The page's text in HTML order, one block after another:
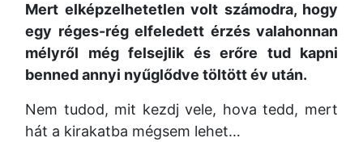
Mert elképzelhetetlen volt számodra, hogy
egy réges-rég elfeledett érzés valahonnan
mélyről még felsejlik és erőre tud kapni
benned annyi nyűglődve töltött év után.
Nem tudod, mit kezdj vele, hova tedd, mert
hát a kirakatba mégsem lehet…